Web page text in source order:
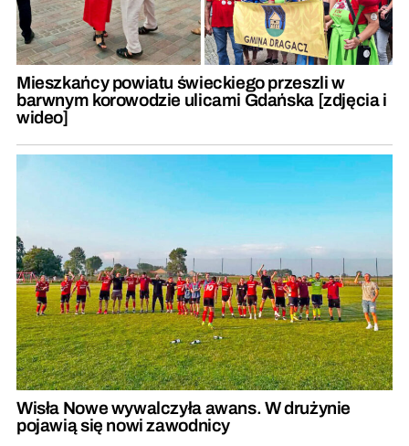
Mieszkańcy powiatu świeckiego przeszli w
barwnym korowodzie ulicami Gdańska [zdjęcia i
wideo]
Wisła Nowe wywalczyła awans. W drużynie
pojawią się nowi zawodnicy